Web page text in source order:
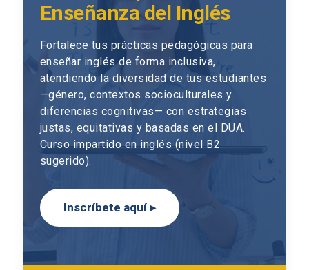
Enseñanza del Inglés
Fortalece tus prácticas pedagógicas para
enseñar inglés de forma inclusiva,
atendiendo la diversidad de tus estudiantes
—género, contextos socioculturales y
diferencias cognitivas— con estrategias
justas, equitativas y basadas en el DUA.
Curso impartido en inglés (nivel B2
sugerido).
Inscríbete aquí ▸